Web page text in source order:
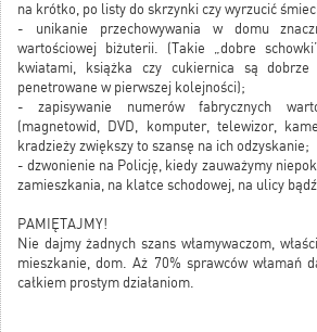
na krótko, po listy do skrzynki czy wyrzucić
- unikanie przechowywania w domu
wartościowej biżuterii. (Takie „dobre
kwiatami, książka czy cukiernica są dobrze
penetrowane w pierwszej kolejności);
- zapisywanie numerów fabrycznych
(magnetowid, DVD, komputer, telewizor,
kradzieży zwiększy to szansę na ich odzyskanie;
- dzwonienie na Policję, kiedy zauważymy
zamieszkania, na klatce schodowej, na ulicy
PAMIĘTAJMY!
Nie dajmy żadnych szans włamywaczom,
mieszkanie, dom. Aż 70% sprawców włamań
całkiem prostym działaniom.